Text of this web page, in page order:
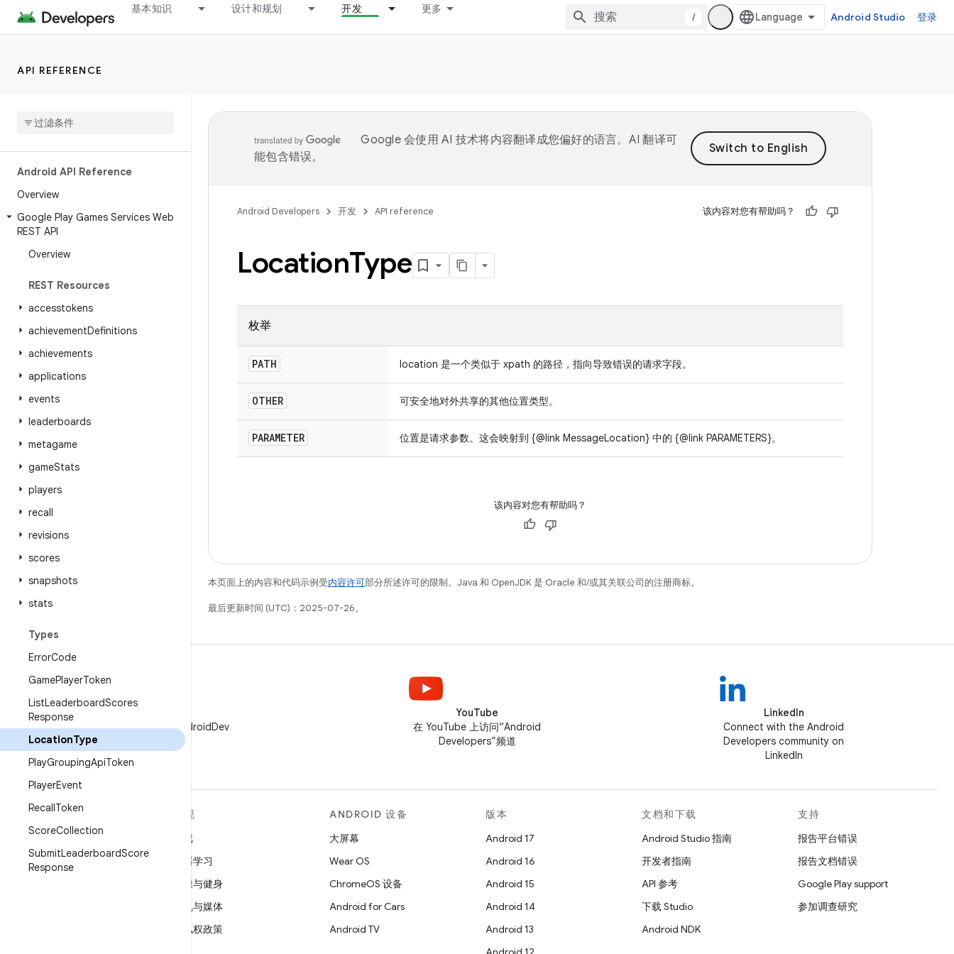
基本知识 设计和规划 开发 更多
/ Android Studio 登录
API REFERENCE
Android API Reference
Overview
Google Play Games Services Web
REST API
Overview
REST Resources
accesstokens
achievementDefinitions
achievements
applications
events
leaderboards
metagame
gameStats
players
recall
revisions
scores
snapshots
stats
Types
ErrorCode
GamePlayerToken
ListLeaderboardScores
Response
LocationType
PlayGroupingApiToken
PlayerEvent
RecallToken
ScoreCollection
SubmitLeaderboardScore
Response
Google 会使用 AI 技术将内容翻译成您偏好的语言。AI 翻译可
能包含错误。
Android Developers 开发 API reference 该内容对您有帮助吗？
LocationType
枚举
PATH location 是一个类似于 xpath 的路径，指向导致错误的请求字段。
OTHER 可安全地对外共享的其他位置类型。
PARAMETER 位置是请求参数。这会映射到 {@link MessageLocation} 中的 {@link PARAMETERS}。
该内容对您有帮助吗？
本页面上的内容和代码示例受内容许可部分所述许可的限制。Java 和 OpenJDK 是 Oracle 和/或其关联公司的注册商标。
最后更新时间 (UTC)：2025-07-26。
在 X 上关注 @AndroidDev
YouTube
在 YouTube 上访问“Android
Developers”频道
LinkedIn
Connect with the Android
Developers community on
LinkedIn
关于 ANDROID
Android
适用于企业的 Android
发现
游戏
机器学习
健康与健身
相机与媒体
隐私权政策
ANDROID 设备
大屏幕
Wear OS
ChromeOS 设备
Android for Cars
Android TV
版本
Android 17
Android 16
Android 15
Android 14
Android 13
文档和下载
Android Studio 指南
开发者指南
API 参考
下载 Studio
Android NDK
支持
报告平台错误
报告文档错误
Google Play support
参加调查研究